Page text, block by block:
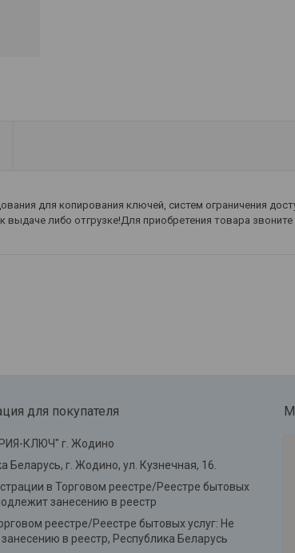
для копирования ключей, систем ограничения
либо отгрузке!Для приобретения товара
для покупателя
КЛЮЧ" г. Жодино
Беларусь, г. Жодино, ул. Кузнечная, 16.
в Торговом реестре/Реестре бытовых
занесению в реестр
реестре/Реестре бытовых услуг: Не
в реестр, Республика Беларусь